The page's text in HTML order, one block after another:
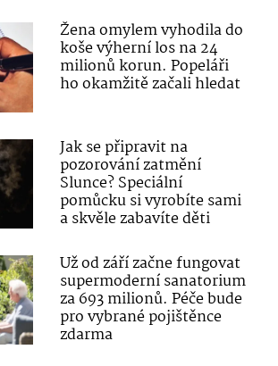
Žena omylem vyhodila do
koše výherní los na 24
milionů korun. Popeláři
ho okamžitě začali hledat
Jak se připravit na
pozorování zatmění
Slunce? Speciální
pomůcku si vyrobíte sami
a skvěle zabavíte děti
Už od září začne fungovat
supermoderní sanatorium
za 693 milionů. Péče bude
pro vybrané pojištěnce
zdarma